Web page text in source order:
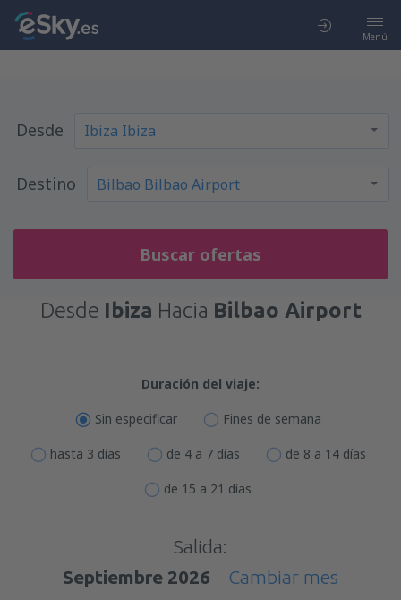
Menú
Desde
Destino
Buscar ofertas
Desde Ibiza Hacia Bilbao Airport
Duración del viaje:
Sin especificar Fines de semana
hasta 3 días de 4 a 7 días de 8 a 14 días
de 15 a 21 días
Salida:
Septiembre 2026
Cambiar mes